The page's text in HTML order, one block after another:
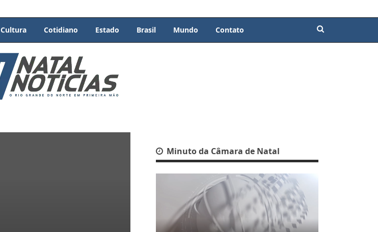
Cultura Cotidiano Estado Brasil Mundo Contato
Minuto da Câmara de Natal